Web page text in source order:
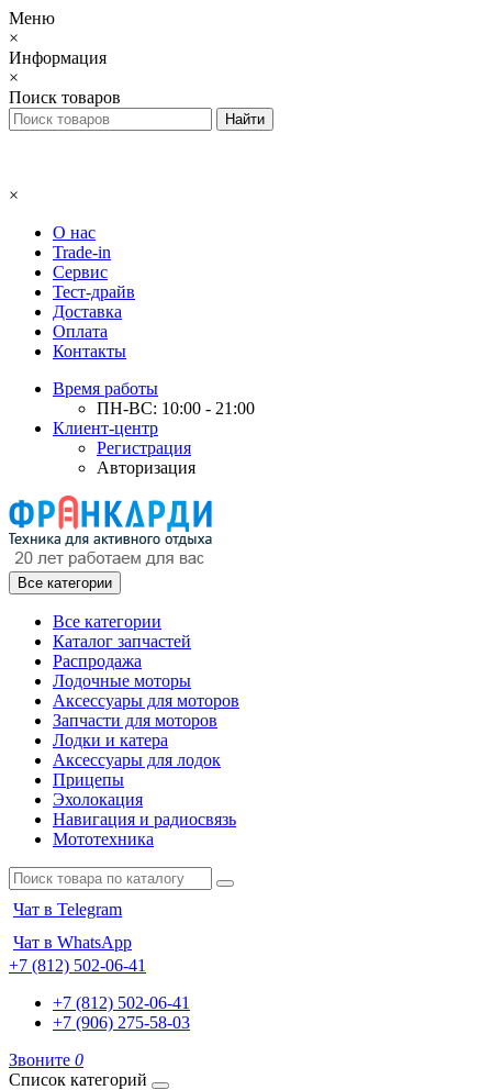
Меню
×
Информация
×
Поиск товаров
×
О нас
Trade-in
Сервис
Тест-драйв
Доставка
Оплата
Контакты
Время работы
ПН-ВС: 10:00 - 21:00
Клиент-центр
Регистрация
Авторизация
Все категории
Все категории
Каталог запчастей
Распродажа
Лодочные моторы
Аксессуары для моторов
Запчасти для моторов
Лодки и катера
Аксессуары для лодок
Прицепы
Эхолокация
Навигация и радиосвязь
Мототехника
Чат в Telegram
Чат в WhatsApp
+7 (812) 502-06-41
+7 (812) 502-06-41
+7 (906) 275-58-03
Звоните 0
Список категорий